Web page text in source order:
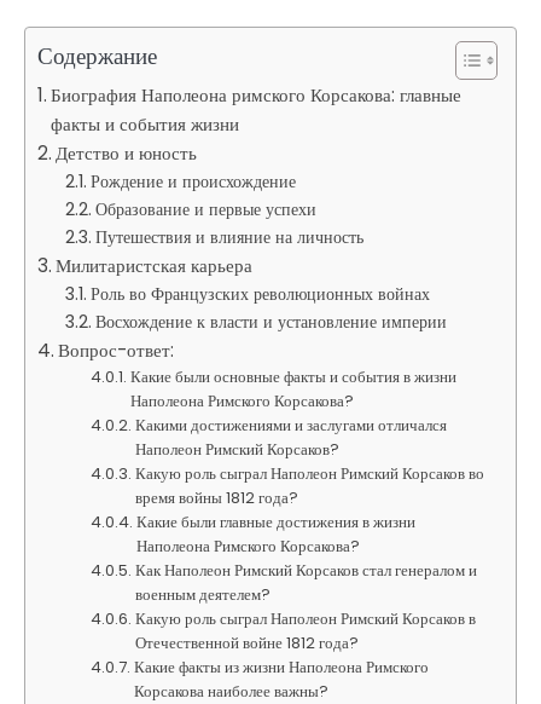
Содержание
Биография Наполеона римского Корсакова: главные
факты и события жизни
Детство и юность
Рождение и происхождение
Образование и первые успехи
Путешествия и влияние на личность
Милитаристская карьера
Роль во Французских революционных войнах
Восхождение к власти и установление империи
Вопрос-ответ:
Какие были основные факты и события в жизни
Наполеона Римского Корсакова?
Какими достижениями и заслугами отличался
Наполеон Римский Корсаков?
Какую роль сыграл Наполеон Римский Корсаков во
время войны 1812 года?
Какие были главные достижения в жизни
Наполеона Римского Корсакова?
Как Наполеон Римский Корсаков стал генералом и
военным деятелем?
Какую роль сыграл Наполеон Римский Корсаков в
Отечественной войне 1812 года?
Какие факты из жизни Наполеона Римского
Корсакова наиболее важны?